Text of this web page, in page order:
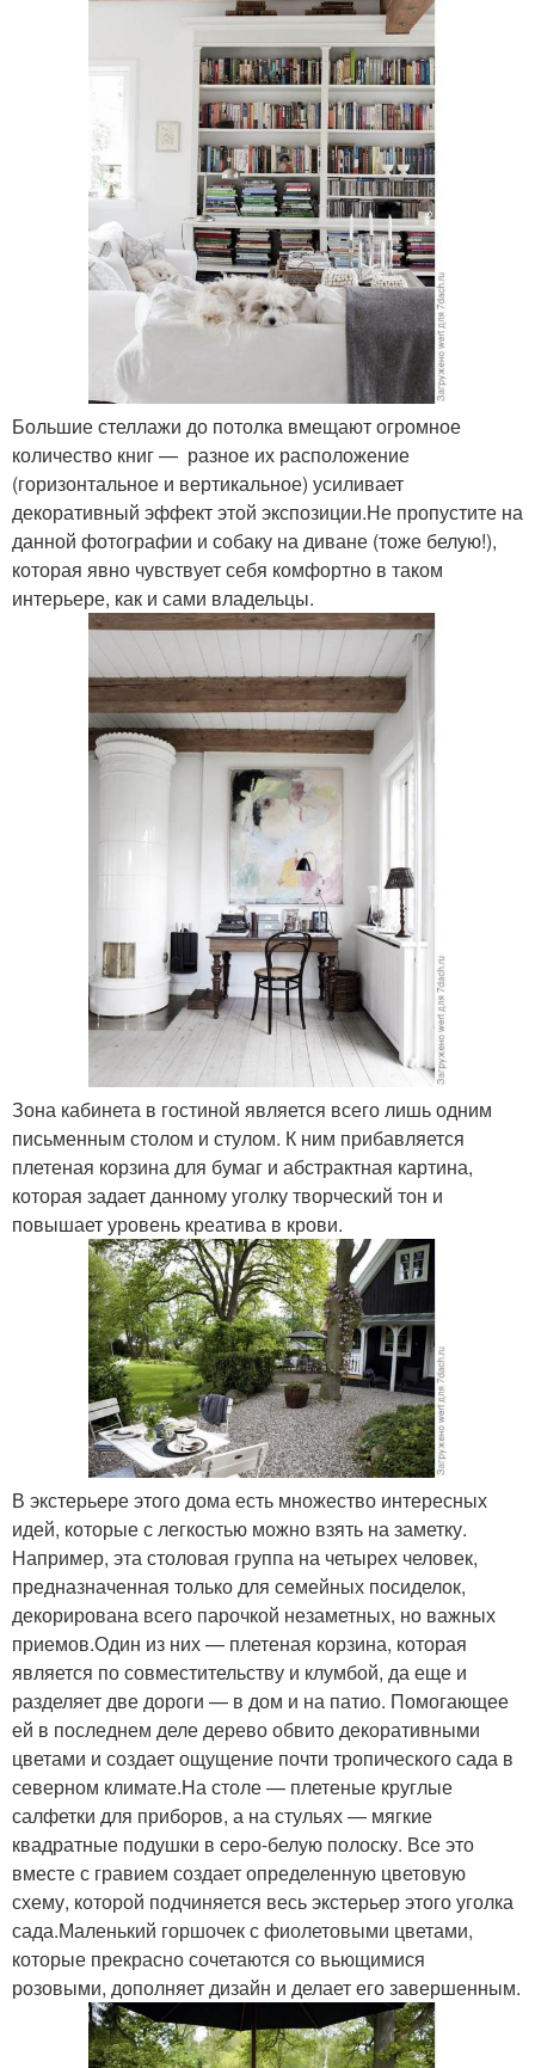
Большие стеллажи до потолка вмещают огромное
количество книг — разное их расположение
(горизонтальное и вертикальное) усиливает
декоративный эффект этой экспозиции.Не пропустите на
данной фотографии и собаку на диване (тоже белую!),
которая явно чувствует себя комфортно в таком
интерьере, как и сами владельцы.
Зона кабинета в гостиной является всего лишь одним
письменным столом и стулом. К ним прибавляется
плетеная корзина для бумаг и абстрактная картина,
которая задает данному уголку творческий тон и
повышает уровень креатива в крови.
В экстерьере этого дома есть множество интересных
идей, которые с легкостью можно взять на заметку.
Например, эта столовая группа на четырех человек,
предназначенная только для семейных посиделок,
декорирована всего парочкой незаметных, но важных
приемов.Один из них — плетеная корзина, которая
является по совместительству и клумбой, да еще и
разделяет две дороги — в дом и на патио. Помогающее
ей в последнем деле дерево обвито декоративными
цветами и создает ощущение почти тропического сада в
северном климате.На столе — плетеные круглые
салфетки для приборов, а на стульях — мягкие
квадратные подушки в серо-белую полоску. Все это
вместе с гравием создает определенную цветовую
схему, которой подчиняется весь экстерьер этого уголка
сада.Маленький горшочек с фиолетовыми цветами,
которые прекрасно сочетаются со вьющимися
розовыми, дополняет дизайн и делает его завершенным.